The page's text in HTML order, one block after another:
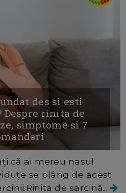
des si esti
Despre rinita de
simptome si 7
că ai mereu nasul
se plâng de acest
de sarcină...